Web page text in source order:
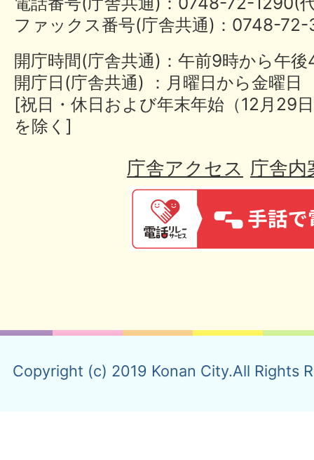
ファックス番号(庁舎共通)：0748-
開庁時間(庁舎共通)：午前9時から午
開庁日(庁舎共通) ：月曜日から金曜日
[祝日・休日および年末年始（12月29
を除く]
庁舎アクセス 庁舎内
Copyright (c) 2019 Konan City.All Rights